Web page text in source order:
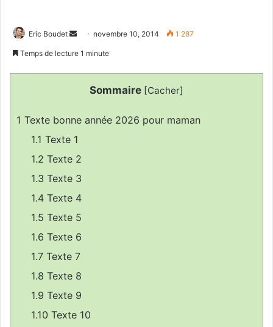
Eric Boudet
Envoyernovembre 10, 2014 1 287
Temps de lecture 1 minute
Sommaire [Cacher]
1 Texte bonne année 2026 pour maman
1.1 Texte 1
1.2 Texte 2
1.3 Texte 3
1.4 Texte 4
1.5 Texte 5
1.6 Texte 6
1.7 Texte 7
1.8 Texte 8
1.9 Texte 9
1.10 Texte 10